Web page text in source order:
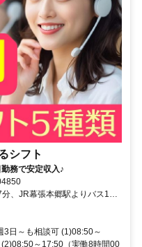
シフト
務で安定収入♪
、JR幕張本郷駅よりバス10
日～も相談可 (1)08:50～
～17:50（実働8時間00